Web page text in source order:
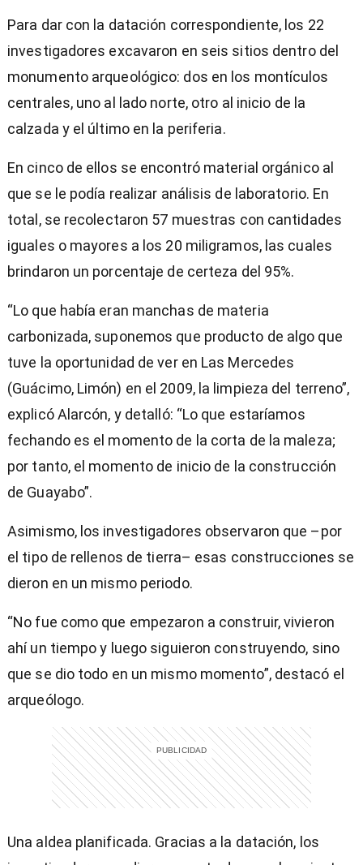
Para dar con la datación correspondiente, los 22
investigadores excavaron en seis sitios dentro del
monumento arqueológico: dos en los montículos
centrales, uno al lado norte, otro al inicio de la
calzada y el último en la periferia.
En cinco de ellos se encontró material orgánico al
que se le podía realizar análisis de laboratorio. En
total, se recolectaron 57 muestras con cantidades
iguales o mayores a los 20 miligramos, las cuales
brindaron un porcentaje de certeza del 95%.
“Lo que había eran manchas de materia
carbonizada, suponemos que producto de algo que
tuve la oportunidad de ver en Las Mercedes
(Guácimo, Limón) en el 2009, la limpieza del terreno”,
explicó Alarcón, y detalló: “Lo que estaríamos
fechando es el momento de la corta de la maleza;
por tanto, el momento de inicio de la construcción
de Guayabo”.
Asimismo, los investigadores observaron que –por
el tipo de rellenos de tierra– esas construcciones se
dieron en un mismo periodo.
“No fue como que empezaron a construir, vivieron
ahí un tiempo y luego siguieron construyendo, sino
que se dio todo en un mismo momento”, destacó el
arqueólogo.
Una aldea planificada. Gracias a la datación, los